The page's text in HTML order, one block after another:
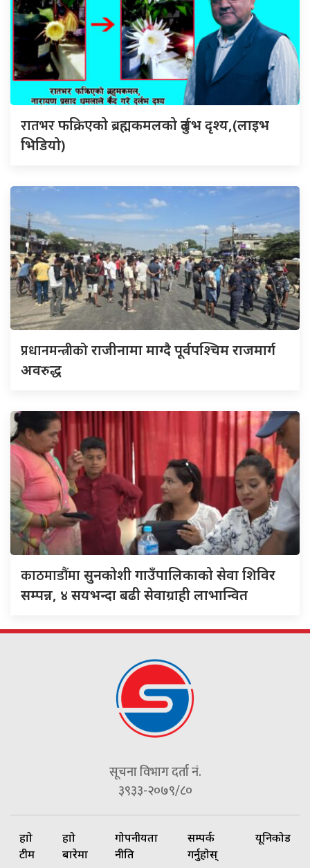
रातभरफक्रिएको ब्रह्मकमलको दुर्लभ दृश्य,(लाइभ
भिडियो)
प्रधानमन्त्रीकोराजीनामा माग्दै पूर्वपश्चिम राजमार्ग
अवरुद्ध
काठमाडौंमासुनकोशी गाउँपालिकाको सेवा शिविर
सम्पन्न, ४ सयभन्दा बढी सेवाग्राही लाभान्वित
सूचना विभाग दर्ता नं.
३९३३-२०७९/८०
हाम्रो
टीम
हाम्रो
बारेमा
गोपनीयता
नीति
सम्पर्क
गर्नुहोस्
यूनिकोड